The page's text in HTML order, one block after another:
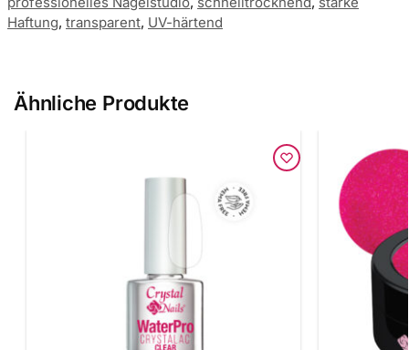
Haftung, transparent, UV-härtend
Ähnliche Produkte